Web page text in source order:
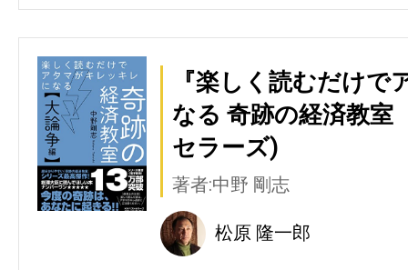
『楽しく読むだけ
なる 奇跡の経済教室
セラーズ)
著者:中野 剛志
松原 隆一郎